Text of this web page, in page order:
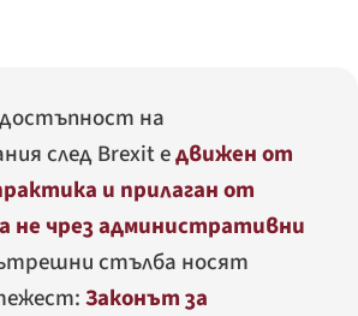
на
след Brexit едвижен от
и прилаган от
не чрез административни
стълба носят
Законът за